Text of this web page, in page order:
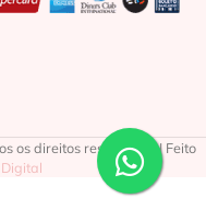
os direitos reservados | Feito